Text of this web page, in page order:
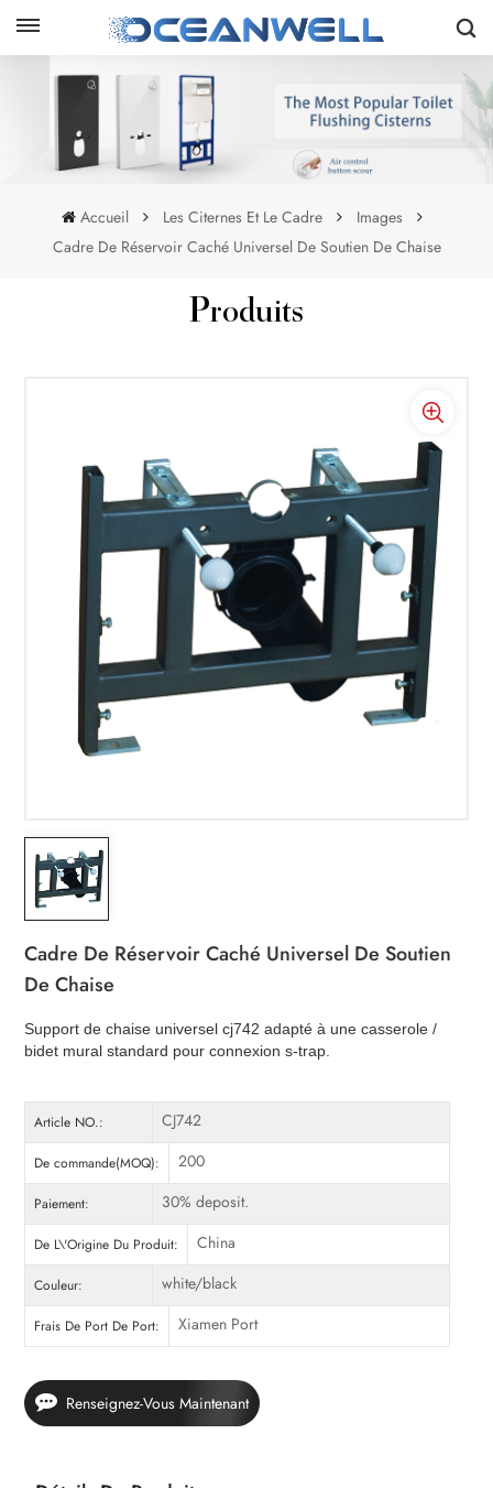
Accueil Les Citernes Et Le Cadre
Images
Cadre De Réservoir Caché Universel De Soutien De Chaise
Produits
Cadre De Réservoir Caché Universel De Soutien
De Chaise
Support de chaise universel cj742 adapté à une casserole /
bidet mural standard pour connexion s-trap.
Article NO.: CJ742
De commande(MOQ): 200
Paiement: 30% deposit.
De L\'Origine Du Produit: China
Couleur: white/black
Frais De Port De Port: Xiamen Port
Renseignez-Vous Maintenant